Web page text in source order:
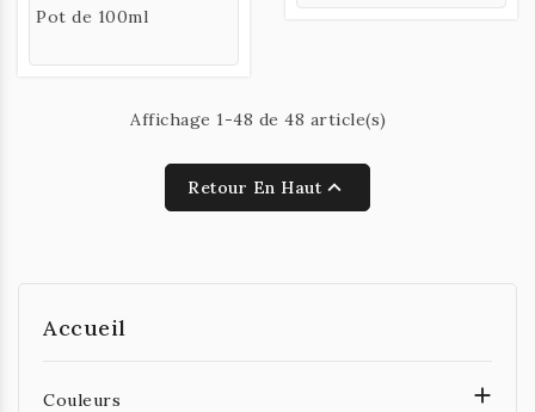
Pot de 100ml
Affichage 1-48 de 48 article(s)
Retour En Haut
Accueil
Couleurs 